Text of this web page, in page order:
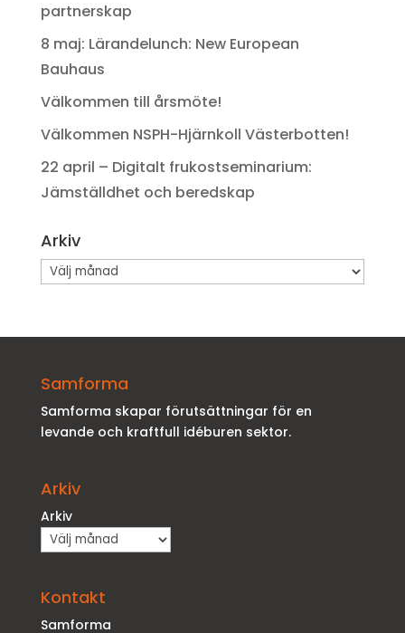
partnerskap
8 maj: Lärandelunch: New European
Bauhaus
Välkommen till årsmöte!
Välkommen NSPH-Hjärnkoll Västerbotten!
22 april – Digitalt frukostseminarium:
Jämställdhet och beredskap
Arkiv
Arkiv
Samforma
Samforma skapar förutsättningar för en
levande och kraftfull idéburen sektor.
Arkiv
Arkiv
Kontakt
Samforma